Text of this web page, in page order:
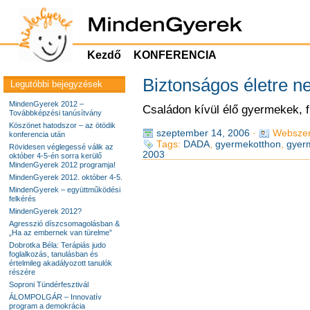
Kezdő KONFERENCIA
Biztonságos életre
Családon kívül élő gyermekek,
szeptember 14, 2006·
Tags: DADA, gyermekotthon
2003
Legutóbbi bejegyzések
MindenGyerek 2012 –
Továbbképzési tanúsítvány
Köszönet hatodszor – az ötödik
konferencia után
Rövidesen véglegessé válik az
október 4-5-én sorra kerülő
MindenGyerek 2012 programja!
MindenGyerek 2012. október 4-5.
MindenGyerek – együttműködési
felkérés
MindenGyerek 2012?
Agresszió díszcsomagolásban &
„Ha az embernek van türelme”
Dobrotka Béla: Terápiás judo
foglalkozás, tanulásban és
értelmileg akadályozott tanulók
részére
Soproni Tündérfesztivál
ÁLOMPOLGÁR – Innovatív
program a demokrácia